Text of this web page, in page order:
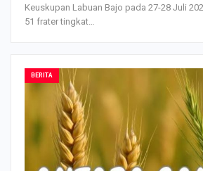
Keuskupan Labuan Bajo pada 27-28 Juli
51 frater tingkat…
BERITA